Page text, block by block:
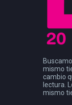
mismo
cambio
lectura.
mismo